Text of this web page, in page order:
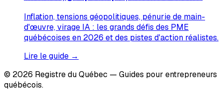
Inflation, tensions géopolitiques, pénurie de main-
d'œuvre, virage IA : les grands défis des PME
québécoises en 2026 et des pistes d'action réalistes.
Lire le guide →
© 2026 Registre du Québec — Guides pour entrepreneurs
québécois.